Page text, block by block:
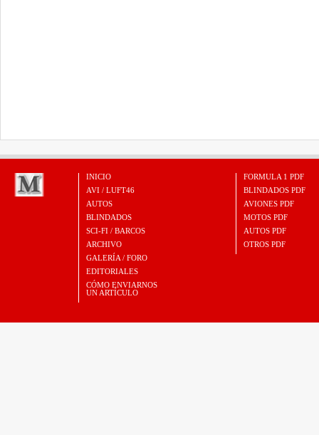
INICIO
AVI / LUFT46
AUTOS
BLINDADOS
SCI-FI / BARCOS
ARCHIVO
GALERÍA / FORO
EDITORIALES
CÓMO ENVIARNOS
UN ARTÍCULO
FORMULA 1 PDF
BLINDADOS PDF
AVIONES PDF
MOTOS PDF
AUTOS PDF
OTROS PDF